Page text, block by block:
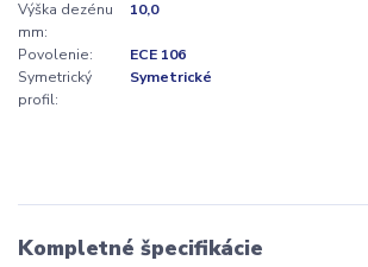
Výška dezénu
mm:
10,0
Povolenie:
ECE 106
Symetrický
profil:
Symetrické
Kompletné špecifikácie